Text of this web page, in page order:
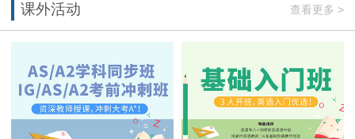
课外活动 查看更多 >